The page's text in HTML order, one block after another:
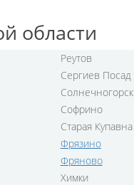
области
Реутов
Сергиев Посад
Солнечногорск
Софрино
Старая Купавна
Фрязино
Фряново
Химки